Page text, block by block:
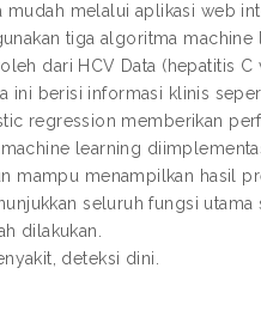
melalui aplikasi web
tiga algoritma
dari HCV Data (hepatitis
ini berisi informasi klinis
regression memberikan
learning
menampilkan hasil
seluruh fungsi
dilakukan.
deteksi dini.